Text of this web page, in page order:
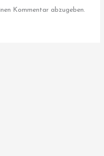
Kommentar abzugeben.